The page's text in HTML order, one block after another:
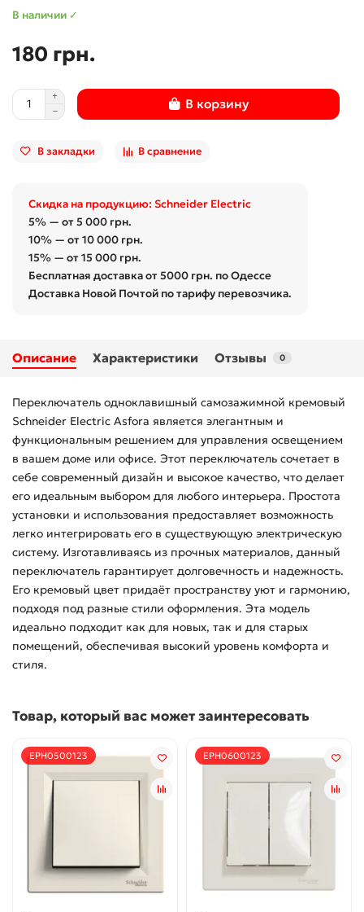
В наличии ✓
180 грн.
В корзину
В закладки В сравнение
Скидка на продукцию: Schneider Electric
5% — от 5 000 грн.
10% — от 10 000 грн.
15% — от 15 000 грн.
Бесплатная доставка от 5000 грн. по Одессе
Доставка Новой Почтой по тарифу перевозчика.
Описание Характеристики Отзывы 0
Переключатель одноклавишный самозажимной кремовый
Schneider Electric Asfora является элегантным и
функциональным решением для управления освещением
в вашем доме или офисе. Этот переключатель сочетает в
себе современный дизайн и высокое качество, что делает
его идеальным выбором для любого интерьера. Простота
установки и использования предоставляет возможность
легко интегрировать его в существующую электрическую
систему. Изготавливаясь из прочных материалов, данный
переключатель гарантирует долговечность и надежность.
Его кремовый цвет придаёт пространству уют и гармонию,
подходя под разные стили оформления. Эта модель
идеально подходит как для новых, так и для старых
помещений, обеспечивая высокий уровень комфорта и
стиля.
Товар, который вас может заинтересовать
EPH0500123 EPH0600123